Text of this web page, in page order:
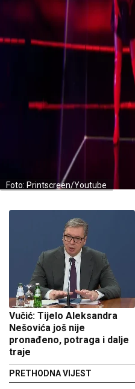
Foto: Printscreen/Youtube
Vučić: Tijelo Aleksandra
Nešovića još nije
pronađeno, potraga i dalje
traje
PRETHODNA VIJEST